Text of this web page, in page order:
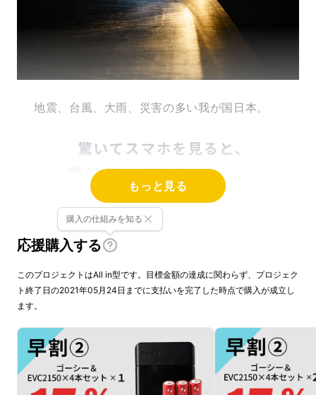
地震、台風、大雨、災害の多い我が国日本。
もっと見る
応援購入する
購入の仕組みを知る
このプロジェクトはAll in型です。目標金額の達成に関わらず、プロジェク
ト終了日の2021年05月24日までに支払いを完了した時点で購入が成立し
ます。